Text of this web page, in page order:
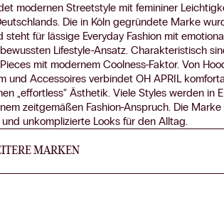
modernen Streetstyle mit femininer
Die in Köln gegründete Marke
für lässige Everyday Fashion mit
Lifestyle-Ansatz. Charakteristisch
mit modernem Coolness-Faktor. Von
und Accessoires verbindet OH APRIL
„effortless“ Ästhetik. Viele Styles werden
zeitgemäßen Fashion-Anspruch. Die
unkomplizierte Looks für den Alltag.
MARKEN